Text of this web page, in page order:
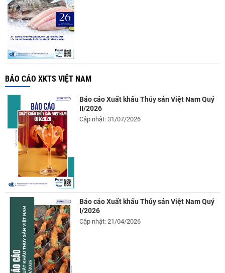
BÁO CÁO XKTS VIỆT NAM
Báo cáo Xuất khẩu Thủy sản Việt Nam Quý
II/2026
Cập nhật: 31/07/2026
Báo cáo Xuất khẩu Thủy sản Việt Nam Quý
I/2026
Cập nhật: 21/04/2026